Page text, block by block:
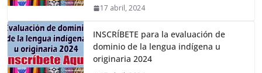
17 abril, 2024
INSCRÍBETE para la evaluación de
dominio de la lengua indígena u
originaria 2024